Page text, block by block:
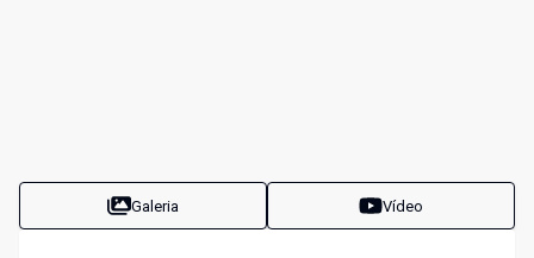
Galeria Vídeo